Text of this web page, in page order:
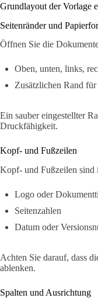
Grundlayout der Vorlage
Seitenränder und
Öffnen Sie die
Oben, unten, links,
Zusätzlichen Rand
Ein sauber eingestellter
Druckfähigkeit.
Kopf- und Fußzeilen
Kopf- und Fußzeilen sind
Logo oder
Seitenzahlen
Datum oder
Achten Sie darauf, dass
ablenken.
Spalten und Ausrichtung